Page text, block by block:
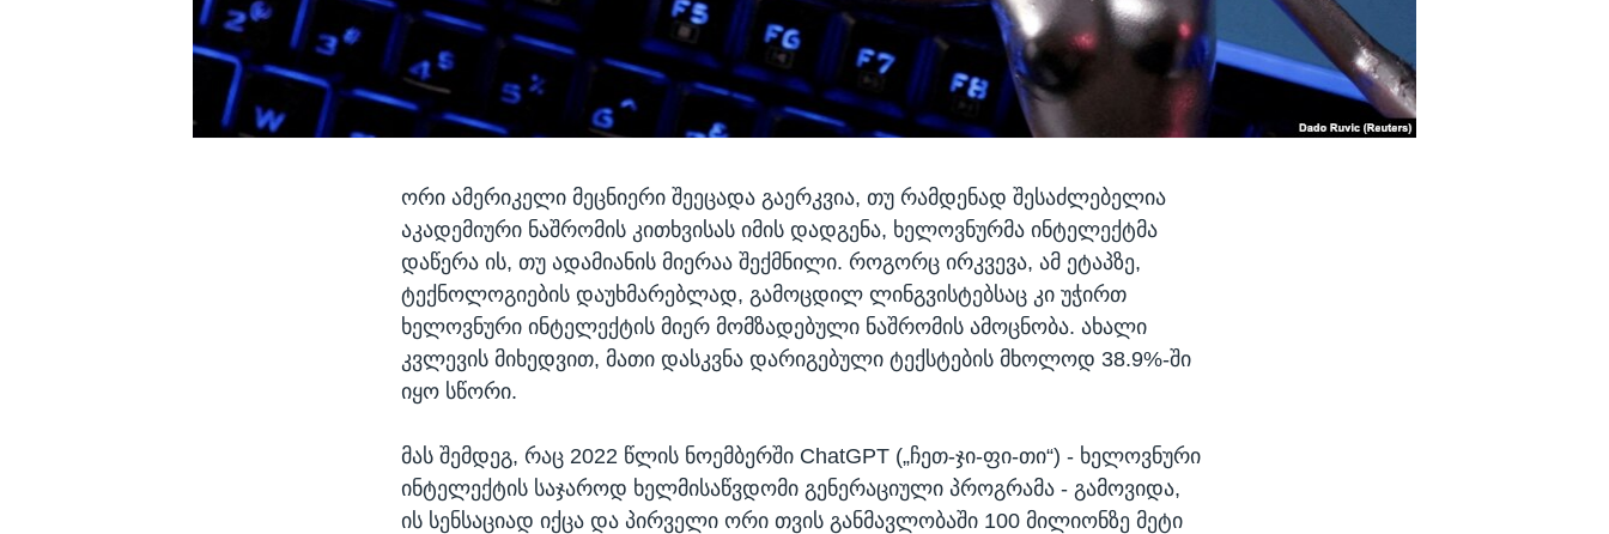
ორი ამერიკელი მეცნიერი შეეცადა გაერკვია, თუ რამდენად შესაძლებელია
აკადემიური ნაშრომის კითხვისას იმის დადგენა, ხელოვნურმა ინტელექტმა
დაწერა ის, თუ ადამიანის მიერაა შექმნილი. როგორც ირკვევა, ამ ეტაპზე,
ტექნოლოგიების დაუხმარებლად, გამოცდილ ლინგვისტებსაც კი უჭირთ
ხელოვნური ინტელექტის მიერ მომზადებული ნაშრომის ამოცნობა. ახალი
კვლევის მიხედვით, მათი დასკვნა დარიგებული ტექსტების მხოლოდ 38.9%-ში
იყო სწორი.
მას შემდეგ, რაც 2022 წლის ნოემბერში ChatGPT („ჩეთ-ჯი-ფი-თი“) - ხელოვნური
ინტელექტის საჯაროდ ხელმისაწვდომი გენერაციული პროგრამა - გამოვიდა,
ის სენსაციად იქცა და პირველი ორი თვის განმავლობაში 100 მილიონზე მეტი